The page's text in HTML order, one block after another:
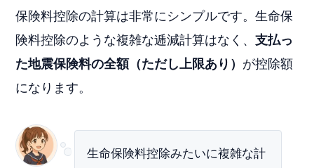
保険料控除の計算は非常にシンプルです。生命保
険料控除のような複雑な逓減計算はなく、支払っ
た地震保険料の全額（ただし上限あり） が控除額
になります。
生命保険料控除みたいに複雑な計